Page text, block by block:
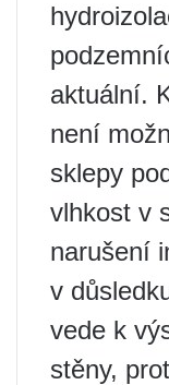
aktuální.
není
sklepy
vlhkost v
narušení
v
vede k
stěny,